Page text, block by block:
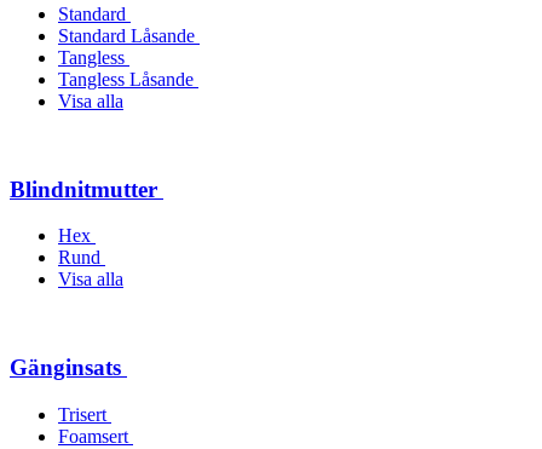
Standard
Standard Låsande
Tangless
Tangless Låsande
Visa alla
Blindnitmutter
Hex
Rund
Visa alla
Gänginsats
Trisert
Foamsert